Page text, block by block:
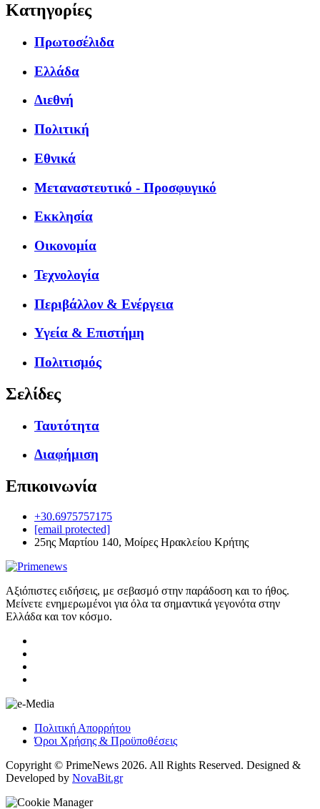
Κατηγορίες
Πρωτοσέλιδα
Ελλάδα
Διεθνή
Πολιτική
Εθνικά
Μεταναστευτικό - Προσφυγικό
Εκκλησία
Οικονομία
Τεχνολογία
Περιβάλλον & Ενέργεια
Υγεία & Επιστήμη
Πολιτισμός
Σελίδες
Ταυτότητα
Διαφήμιση
Επικοινωνία
+30.6975757175
[email protected]
25ης Μαρτίου 140, Μοίρες Ηρακλείου Κρήτης
Αξιόπιστες ειδήσεις, με σεβασμό στην παράδοση και το ήθος.
Μείνετε ενημερωμένοι για όλα τα σημαντικά γεγονότα στην
Ελλάδα και τον κόσμο.
Πολιτική Απορρήτου
Όροι Χρήσης & Προϋποθέσεις
Copyright © PrimeNews 2026. All Rights Reserved. Designed &
Developed by NovaBit.gr